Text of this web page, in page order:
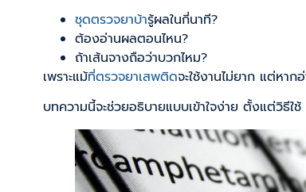
ชุดตรวจยาบ้ารู้ผลในกี่นาที?
ต้องอ่านผลตอนไหน?
ถ้าเส้นจางถือว่าบวกไหม?
เพราะแม้ที่ตรวจยาเสพติดจะใช้งานไม่ยาก แต่หา
บทความนี้จะช่วยอธิบายแบบเข้าใจง่าย ตั้งแต่วิธีใ